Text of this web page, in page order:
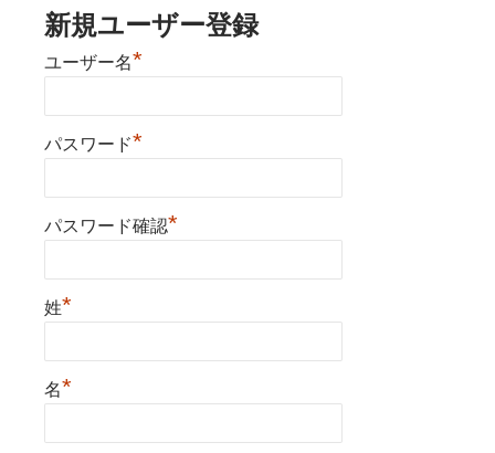
新規ユーザー登録
ユーザー名*
パスワード*
パスワード確認*
姓*
名*